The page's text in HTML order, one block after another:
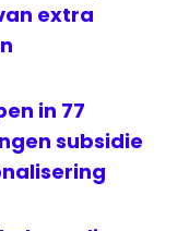
extra
in 77
subsidie